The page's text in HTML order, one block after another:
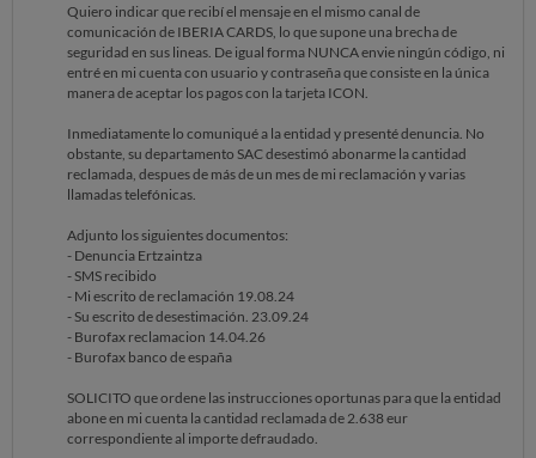
Quiero indicar que recibí el mensaje en el mismo canal de
comunicación de IBERIA CARDS, lo que supone una brecha de
seguridad en sus lineas. De igual forma NUNCA envie ningún código, ni
entré en mi cuenta con usuario y contraseña que consiste en la única
manera de aceptar los pagos con la tarjeta ICON.
Inmediatamente lo comuniqué a la entidad y presenté denuncia. No
obstante, su departamento SAC desestimó abonarme la cantidad
reclamada, despues de más de un mes de mi reclamación y varias
llamadas telefónicas.
Adjunto los siguientes documentos:
- Denuncia Ertzaintza
- SMS recibido
- Mi escrito de reclamación 19.08.24
- Su escrito de desestimación. 23.09.24
- Burofax reclamacion 14.04.26
- Burofax banco de españa
SOLICITO que ordene las instrucciones oportunas para que la entidad
abone en mi cuenta la cantidad reclamada de 2.638 eur
correspondiente al importe defraudado.